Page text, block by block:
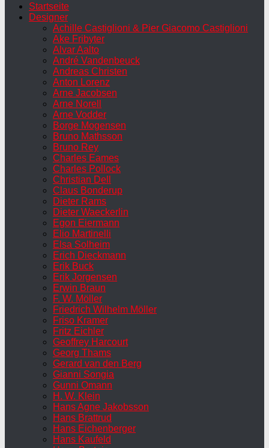
Startseite
Designer
Achille Castiglioni & Pier Giacomo Castiglioni
Ake Fribyter
Alvar Aalto
André Vandenbeuck
Andreas Christen
Anton Lorenz
Arne Jacobsen
Arne Norell
Arne Vodder
Borge Mogensen
Bruno Mathsson
Bruno Rey
Charles Eames
Charles Pollock
Christian Dell
Claus Bonderup
Dieter Rams
Dieter Waeckerlin
Egon Eiermann
Elio Martinelli
Elsa Solheim
Erich Dieckmann
Erik Buck
Erik Jorgensen
Erwin Braun
F. W. Möller
Friedrich Wilhelm Möller
Friso Kramer
Fritz Eichler
Geoffrey Harcourt
Georg Thams
Gerard van den Berg
Gianni Songia
Gunni Omann
H. W. Klein
Hans Agne Jakobsson
Hans Brattrud
Hans Eichenberger
Hans Kaufeld